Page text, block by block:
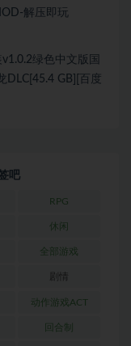
解压即玩
绿色中文版国
DLC[45.4 GB][百度
吧
RPG
休闲
全部游戏
剧情
动作游戏ACT
回合制